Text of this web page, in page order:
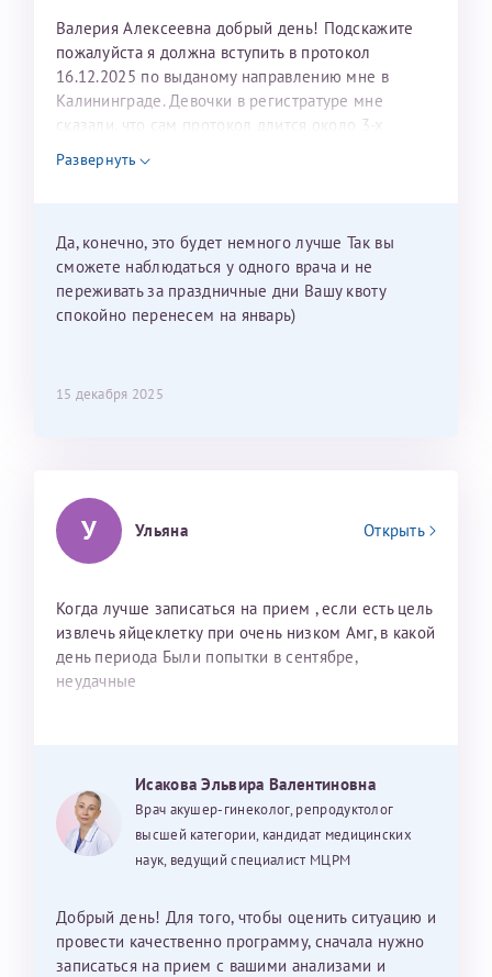
Валерия Алексеевна добрый день! Подскажите
пожалуйста я должна вступить в протокол
16.12.2025 по выданому направлению мне в
Калининграде. Девочки в регистратуре мне
сказали, что сам протокол длится около 3-х
недель и 3 недели я должна находится в Питере.
Можно мне новый год провести в Калининграде и
Развернуть
Да, конечно, это будет немного лучше Так вы
сможете наблюдаться у одного врача и не
переживать за праздничные дни Вашу квоту
спокойно перенесем на январь)
15 декабря 2025
У Ульяна Открыть
Когда лучше записаться на прием , если есть цель
извлечь яйцеклетку при очень низком Амг, в какой
день периода Были попытки в сентябре,
неудачные
Исакова Эльвира Валентиновна
Врач акушер-гинеколог, репродуктолог
высшей категории, кандидат медицинских
наук, ведущий специалист МЦРМ
Добрый день! Для того, чтобы оценить ситуацию и
провести качественно программу, сначала нужно
записаться на прием с вашими анализами и